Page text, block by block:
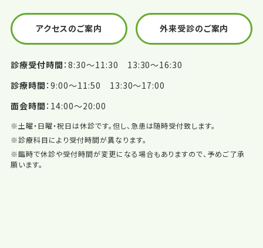
アクセスのご案内 外来受診のご案内
診療受付時間 8:30〜11:30 13:30〜16:30
診療時間 9:00〜11:50 13:30〜17:00
面会時間 14:00〜20:00
※土曜・日曜・祝日は休診です。但し、急患は随時受付致します。
※診療科目により受付時間が異なります。
※臨時で休診や受付時間が変更になる場合もありますので、予めご了承
願います。